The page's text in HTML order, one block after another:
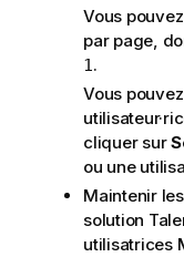
Vous
par page,
1.
Vous
cliquer sur
ou une
Maintenir
solution
utilisatrices